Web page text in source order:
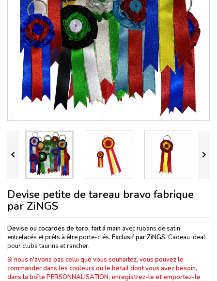
 
Devise petite de tareau bravo fabrique
par ZiNGS
Devise ou cocardes de toro, fait á main avec rubans de satin
entrelacés et prêts à être porte-clés. Exclusif par ZiNGS. Cadeau ideal
pour clubs taurins et rancher.
Si nous n'avons pas celui que vous souhaitez, vous pouvez le
commander dans les couleurs ou le bétail dont vous avez besoin,
dans la boîte PERSONNALISATION, enregistrez-le et emportez-le